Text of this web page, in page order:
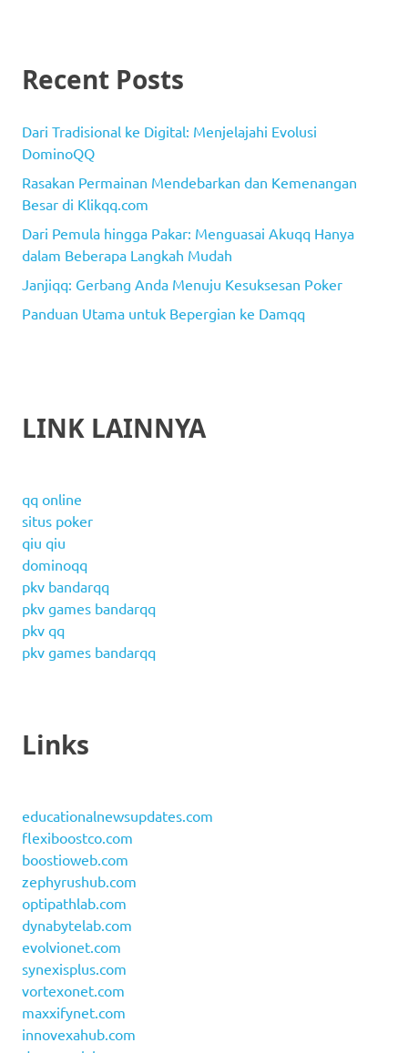
Recent Posts
Dari Tradisional ke Digital: Menjelajahi Evolusi
DominoQQ
Rasakan Permainan Mendebarkan dan Kemenangan
Besar di Klikqq.com
Dari Pemula hingga Pakar: Menguasai Akuqq ​​Hanya
dalam Beberapa Langkah Mudah
Janjiqq: Gerbang Anda Menuju Kesuksesan Poker
Panduan Utama untuk Bepergian ke Damqq
LINK LAINNYA
qq online
situs poker
qiu qiu
dominoqq
pkv bandarqq
pkv games bandarqq
pkv qq
pkv games bandarqq
Links
educationalnewsupdates.com
flexiboostco.com
boostioweb.com
zephyrushub.com
optipathlab.com
dynabytelab.com
evolvionet.com
synexisplus.com
vortexonet.com
maxxifynet.com
innovexahub.com